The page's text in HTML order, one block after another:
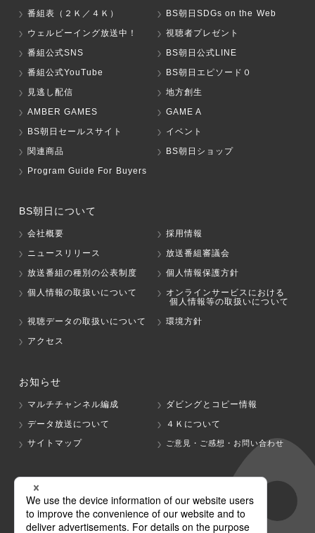
番組表（２Ｋ／４Ｋ）
BS朝日SDGs on the Web
ウェルビーイング放送中！
視聴者プレゼント
番組公式SNS
BS朝日公式LINE
番組公式YouTube
BS朝日エピソード０
見逃し配信
地方創生
AMBER GAMES
GAME A
BS朝日セールスサイト
イベント
関連商品
BS朝日ショップ
Program Guide For Buyers
BS朝日について
会社概要
採用情報
ニュースリリース
放送番組審議会
放送番組の種別の公表制度
個人情報保護方針
個人情報の取扱いについて
オンラインサービスにおける
個人情報等の取扱いについて
視聴データの取扱いについて
環境方針
アクセス
お知らせ
マルチチャンネル編成
ダビングとコピー情報
データ放送について
４Ｋについて
サイトマップ
ご意見・ご感想・お問い合わせ
グループ会社
テレビ朝日 テレ朝チャンネル